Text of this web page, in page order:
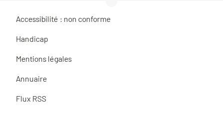
Accessibilité : non conforme
Handicap
Mentions légales
Annuaire
Flux RSS